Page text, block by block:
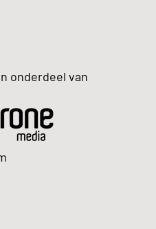
onderdeel van